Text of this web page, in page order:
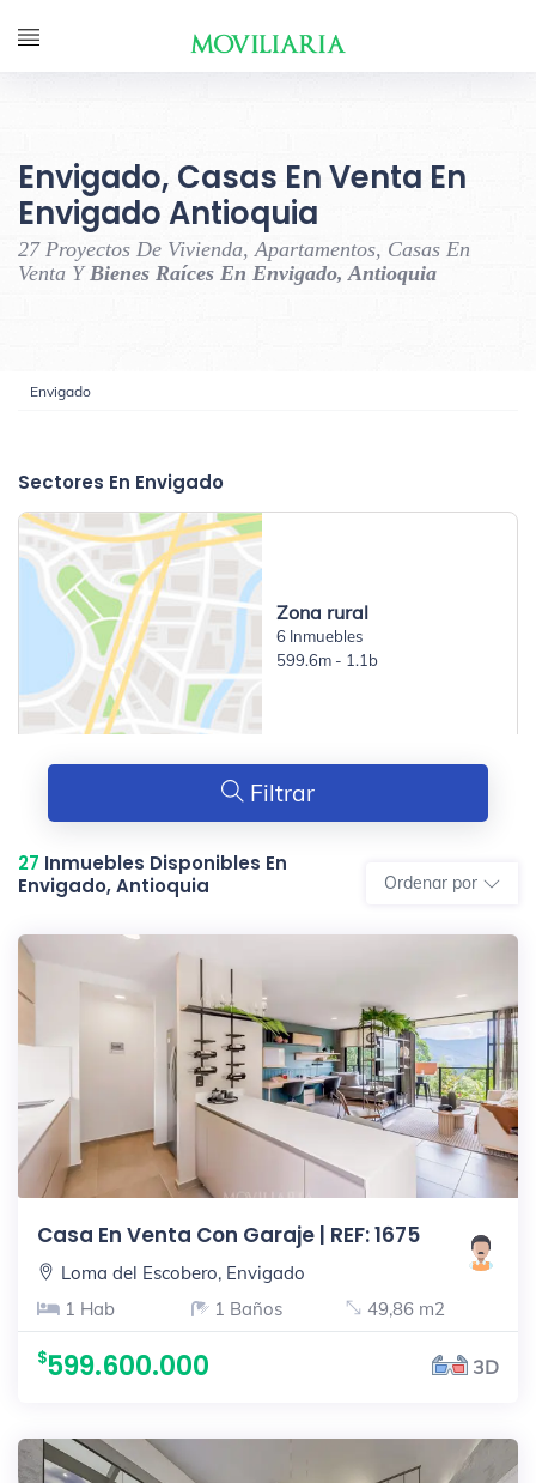
Envigado, Casas En Venta En
Envigado Antioquia
27 Proyectos De Vivienda, Apartamentos, Casas En
Venta Y Bienes Raíces En Envigado, Antioquia
Envigado
Sectores En Envigado
Zona rural
6 Inmuebles
599.6m - 1.1b
Filtrar
27 Inmuebles Disponibles En
Envigado, Antioquia
Ordenar por
Casa En Venta Con Garaje | REF: 1675
Loma del Escobero, Envigado
1 Hab
1 Baños 49,86 m2
599.600.000 3D